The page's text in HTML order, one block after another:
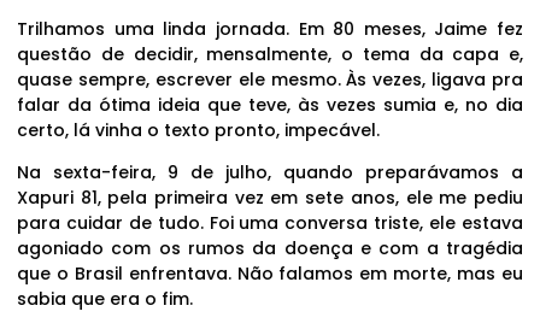
Trilhamos uma linda jornada. Em 80 meses, Jaime fez
questão de decidir, mensalmente, o tema da capa e,
quase sempre, escrever ele mesmo. Às vezes, ligava pra
falar da ótima ideia que teve, às vezes sumia e, no dia
certo, lá vinha o texto pronto, impecável.
Na sexta-feira, 9 de julho, quando preparávamos a
Xapuri 81, pela primeira vez em sete anos, ele me pediu
para cuidar de tudo. Foi uma conversa triste, ele estava
agoniado com os rumos da doença e com a tragédia
que o Brasil enfrentava. Não falamos em morte, mas eu
sabia que era o fim.